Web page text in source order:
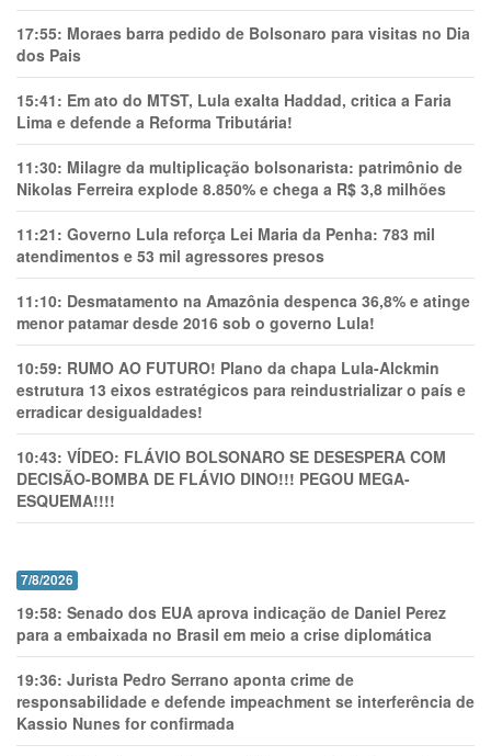
17:55: Moraes barra pedido de Bolsonaro para visitas no Dia
dos Pais
15:41: Em ato do MTST, Lula exalta Haddad, critica a Faria
Lima e defende a Reforma Tributária!
11:30: Milagre da multiplicação bolsonarista: patrimônio de
Nikolas Ferreira explode 8.850% e chega a R$ 3,8 milhões
11:21: Governo Lula reforça Lei Maria da Penha: 783 mil
atendimentos e 53 mil agressores presos
11:10: Desmatamento na Amazônia despenca 36,8% e atinge
menor patamar desde 2016 sob o governo Lula!
10:59: RUMO AO FUTURO! Plano da chapa Lula-Alckmin
estrutura 13 eixos estratégicos para reindustrializar o país e
erradicar desigualdades!
10:43: VÍDEO: FLÁVIO BOLSONARO SE DESESPERA COM
DECISÃO-BOMBA DE FLÁVIO DINO!!! PEGOU MEGA-
ESQUEMA!!!!
7/8/2026
19:58: Senado dos EUA aprova indicação de Daniel Perez
para a embaixada no Brasil em meio a crise diplomática
19:36: Jurista Pedro Serrano aponta crime de
responsabilidade e defende impeachment se interferência de
Kassio Nunes for confirmada